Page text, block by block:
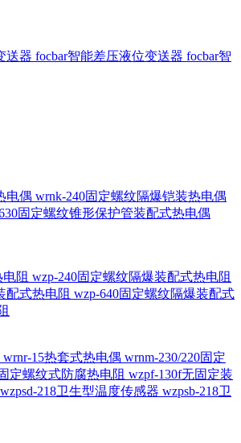
送器 focbar智能差压液位变送器 focbar智
电偶 wrnk-240固定螺纹隔爆铠装热电偶
固定螺纹锥形保护管装配式热电偶
阻 wzp-240固定螺纹隔爆装配式热电阻
配式热电阻 wzp-640固定螺纹隔爆装配式
wrnr-15热套式热电偶 wrnm-230/220固定
定螺纹式防腐热电阻 wzpf-130f无固定装
wzpsd-218卫生型温度传感器 wzpsb-218卫